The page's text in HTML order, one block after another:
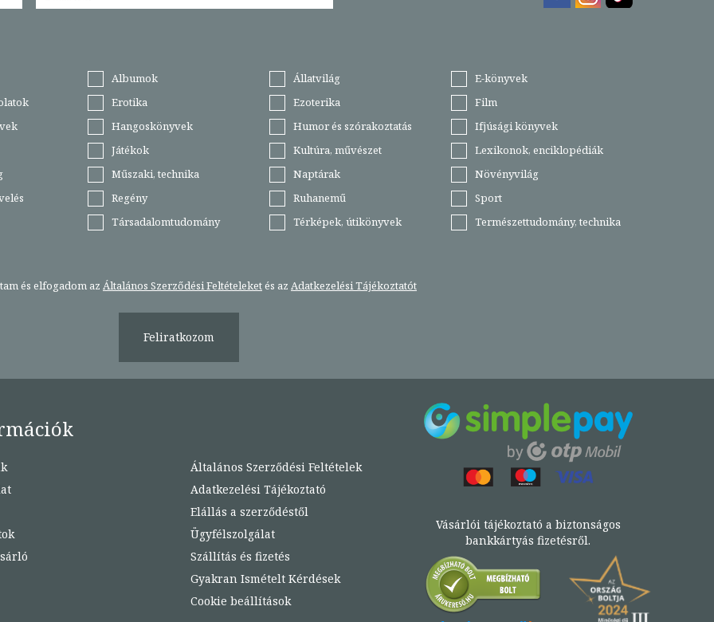
Albumok Állatvilág
E-könyvek
Erotika Ezoterika
Film
Hangoskönyvek Humor és szórakoztatás
Ifjúsági könyvek
Játékok Kultúra, művészet
Lexikonok, enciklopédiák
Műszaki, technika Naptárak
Növényvilág
Regény Ruhanemű
Sport
Társadalomtudomány Térképek, útikönyvek
Természettudomány, technika
és elfogadom az Általános Szerződési Feltételeketés az Adatkezelési Tájékoztatót
Feliratkozom
Általános Szerződési Feltételek
Adatkezelési Tájékoztató
Elállás a szerződéstől
Ügyfélszolgálat
Szállítás és fizetés
Gyakran Ismételt Kérdések
Cookie beállítások
Vásárlói tájékoztató a biztonságos
bankkártyás fizetésről.